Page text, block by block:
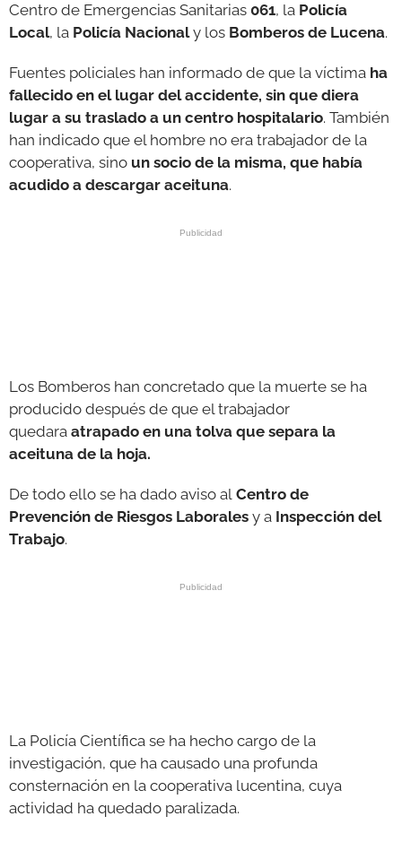
Centro de Emergencias Sanitarias 061, la Policía
Local, la Policía Nacionaly los Bomberos de Lucena.
Fuentes policiales han informado de que la víctima ha
fallecido en el lugar del accidente, sin que diera
lugar a su traslado a un centro hospitalario. También
han indicado que el hombre no era trabajador de la
cooperativa, sino un socio de la misma, que había
acudido a descargar aceituna.
Los Bomberos han concretado que la muerte se ha
producido después de que el trabajador
quedara atrapado en una tolva que separa la
aceituna de la hoja.
De todo ello se ha dado aviso al Centro de
Prevención de Riesgos Laborales y a Inspección del
Trabajo.
La Policía Científica se ha hecho cargo de la
investigación, que ha causado una profunda
consternación en la cooperativa lucentina, cuya
actividad ha quedado paralizada.